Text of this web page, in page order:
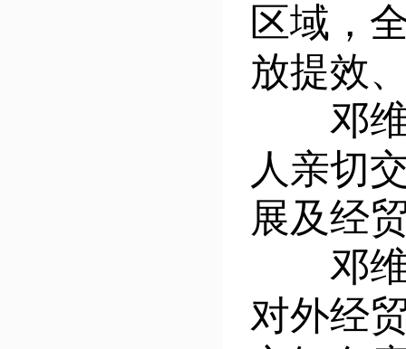
区域，
放提效
邓维
人亲切
展及经
邓维
对外经